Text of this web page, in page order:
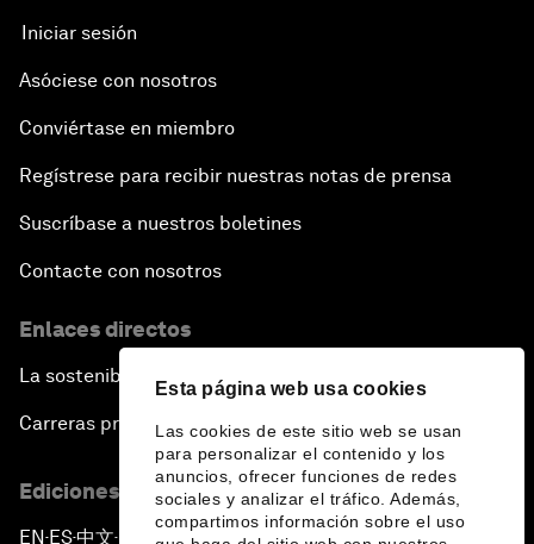
Esta página web usa cookies
Las cookies de este sitio web se usan
para personalizar el contenido y los
anuncios, ofrecer funciones de redes
sociales y analizar el tráfico. Además,
compartimos información sobre el uso
Iniciar sesión
Asóciese con nosotros
Conviértase en miembro
Regístrese para recibir nuestras notas de prensa
Suscríbase a nuestros boletines
Contacte con nosotros
Enlaces directos
La sostenibilidad en el Foro
Carreras profesionales
Ediciones en otros idiomas
EN ▪ES▪中文▪ 日本語